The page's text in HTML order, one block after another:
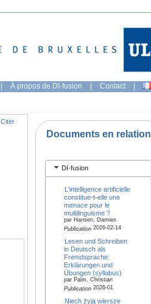
| À propos de DI-fusion | Contact |
Citer
Documents en relation
DI-fusion
L'intelligence artificielle
constitue-t-elle une
menace pour le
multilinguisme ?
par Hansen, Damien
Publication2026-02-14
Lesen und Schreiben
in Deutsch als
Fremdsprache:
Erklärungen und
Übungen (syllabus)
par Palm, Christian
Publication2026-01
Niech żyją wiersze